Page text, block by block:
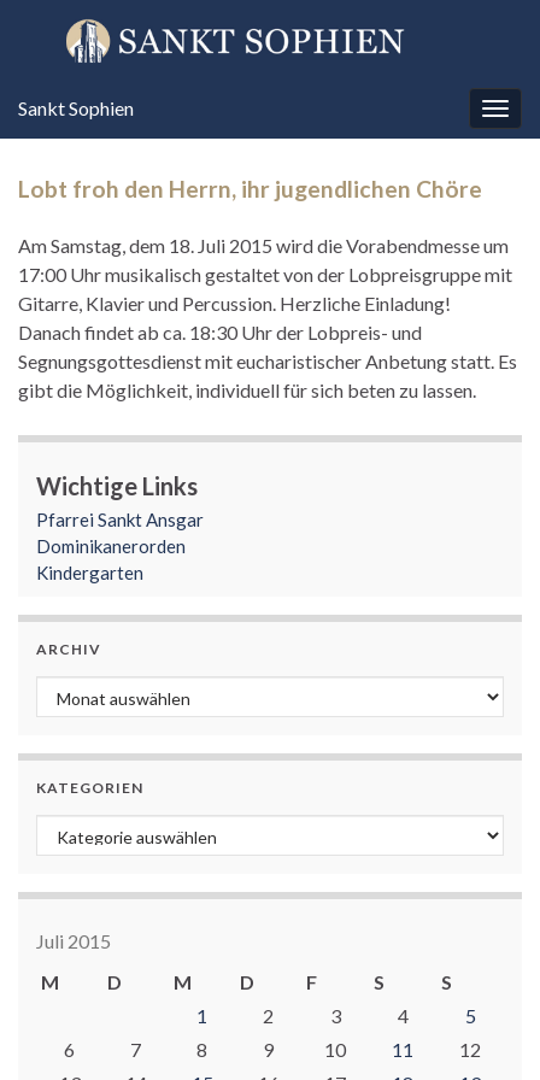
Sankt Sophien
Lobt froh den Herrn, ihr jugendlichen Chöre
Am Samstag, dem 18. Juli 2015 wird die Vorabendmesse um
17:00 Uhr musikalisch gestaltet von der Lobpreisgruppe mit
Gitarre, Klavier und Percussion. Herzliche Einladung!
Danach findet ab ca. 18:30 Uhr der Lobpreis- und
Segnungsgottesdienst mit eucharistischer Anbetung statt. Es
gibt die Möglichkeit, individuell für sich beten zu lassen.
Wichtige Links
Pfarrei Sankt Ansgar
Dominikanerorden
Kindergarten
ARCHIV
Archiv
KATEGORIEN
Kategorien
Juli 2015
M
D M D F S
S
1
2 3 4
5
6
7 8 9 10 11
12